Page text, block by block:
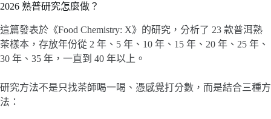
2026 熟普研究怎麼做？
這篇發表於《Food Chemistry: X》的研究，分析了 23 款普洱熟
茶樣本，存放年份從 2 年、5 年、10 年、15 年、20 年、25 年、
30 年、35 年，一直到 40 年以上。
研究方法不是只找茶師喝一喝、憑感覺打分數，而是結合三種方
法：